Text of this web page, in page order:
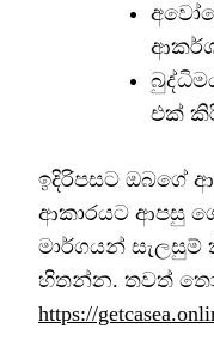
එක්
ඉදිරිපසට ඔබගේ
ආකාරයට ආපසු
මාර්ගයන්
හිතන්න. තවත්
https://